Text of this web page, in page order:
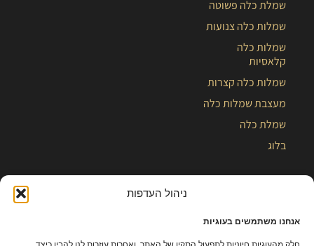
ניהול העדפות
אנחנו משתמשים בעוגיות
שמלת כלה פשוטה
שמלות כלה צנועות
שמלות כלה
קלאסיות
שמלות כלה קצרות
מעצבת שמלות כלה
שמלת כלה
בלוג